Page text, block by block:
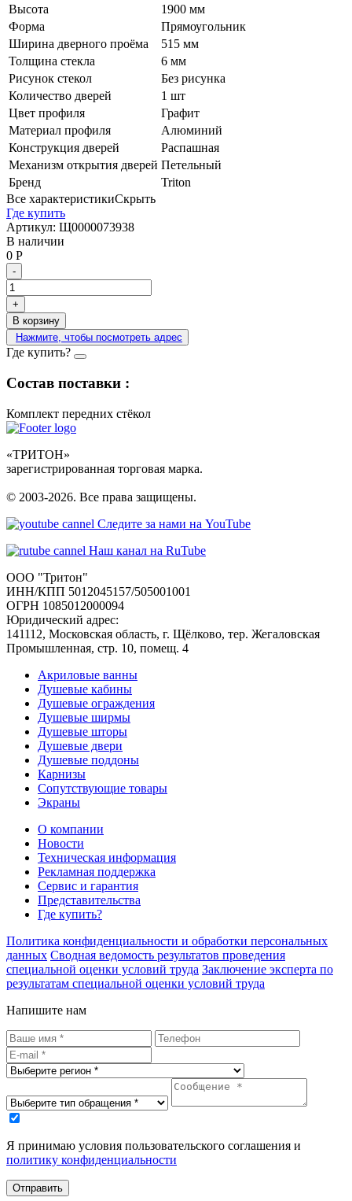
Высота
1900 мм
Форма
Прямоугольник
Ширина дверного проёма
515 мм
Толщина стекла
6 мм
Рисунок стекол
Без рисунка
Количество дверей
1 шт
Цвет профиля
Графит
Материал профиля
Алюминий
Конструкция дверей
Распашная
Механизм открытия дверей Петельный
Бренд
Triton
Все характеристикиСкрыть
Где купить
Артикул: Щ0000073938
В наличии
0 Р
-
+
В корзину
Нажмите, чтобы посмотреть адрес
Где купить?
Состав поставки :
Комплект передних стёкол
«ТРИТОН»
зарегистрированная торговая марка.
© 2003-2026. Все права защищены.
Следите за нами на YouTube
Наш канал на RuTube
ООО "Тритон"
ИНН/КПП 5012045157/505001001
ОГРН 1085012000094
Юридический адрес:
141112, Московская область, г. Щёлково, тер. Жегаловская
Промышленная, стр. 10, помещ. 4
Акриловые ванны
Душевые кабины
Душевые ограждения
Душевые ширмы
Душевые шторы
Душевые двери
Душевые поддоны
Карнизы
Сопутствующие товары
Экраны
О компании
Новости
Техническая информация
Рекламная поддержка
Сервис и гарантия
Представительства
Где купить?
Политика конфиденциальности и обработки персональных
данных Сводная ведомость результатов проведения
специальной оценки условий труда Заключение эксперта по
результатам специальной оценки условий труда
Напишите нам
Я принимаю условия пользовательского соглашения и
политику конфиденциальности
Отправить